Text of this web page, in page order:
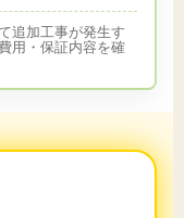
追加工事が発生す
用・保証内容を確